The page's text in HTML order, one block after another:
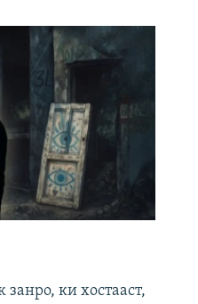
занро, ки хостааст,